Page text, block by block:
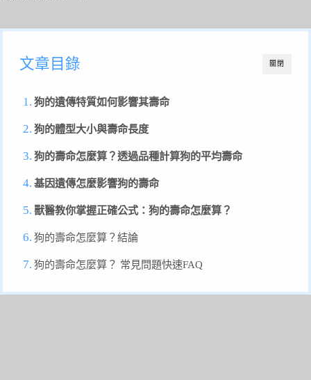
關閉
文章目錄
狗的遺傳特質如何影響其壽命
狗的體型大小與壽命長度
狗的壽命怎麼算？透過品種計算狗的平均壽命
基因遺傳怎麼影響狗的壽命
獸醫教你掌握正確公式：狗的壽命怎麼算？
狗的壽命怎麼算？結論
狗的壽命怎麼算？ 常見問題快速FAQ